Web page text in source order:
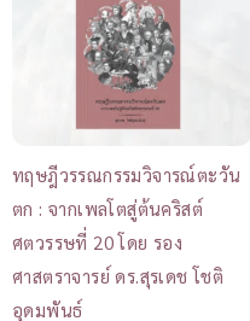
ทฤษฎีวรรณกรรมวิจารณ์ตะวัน
ตก : จากเพลโตสู่ต้นคริสต์
ศตวรรษที่ 20 โดย รอง
ศาสตราจารย์ ดร.สุรเดช โชติ
อุดมพันธ์